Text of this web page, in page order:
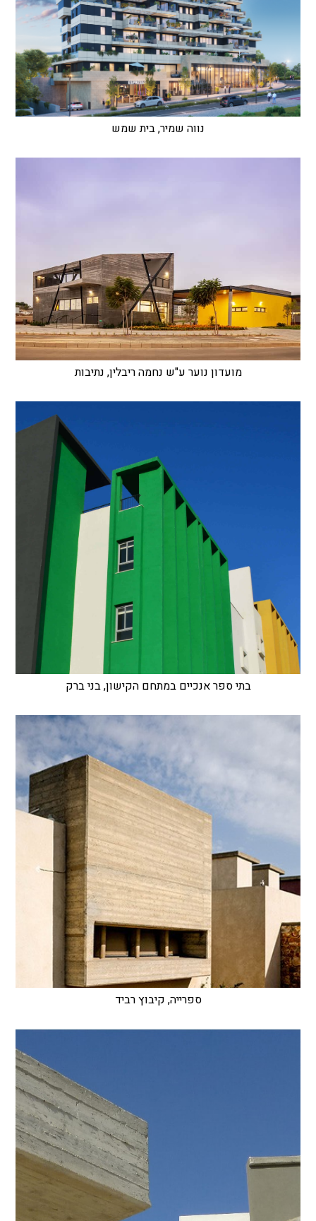
נווה שמיר, בית שמש
מועדון נוער ע"ש נחמה ריבלין, נתיבות
בתי ספר אנכיים במתחם הקישון, בני ברק
ספרייה, קיבוץ רביד